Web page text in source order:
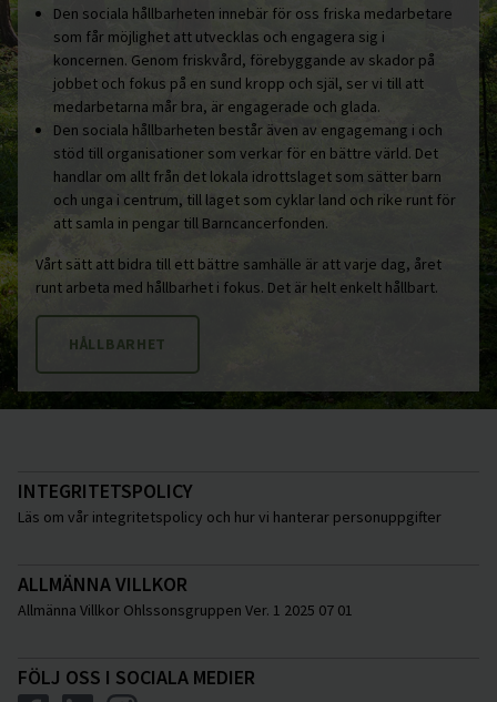
Den sociala hållbarheten innebär för oss friska medarbetare
som får möjlighet att utvecklas och engagera sig i
koncernen. Genom friskvård, förebyggande av skador på
jobbet och fokus på en sund kropp och själ, ser vi till att
medarbetarna mår bra, är engagerade och glada.
Den sociala hållbarheten består även av engagemang i och
stöd till organisationer som verkar för en bättre värld. Det
handlar om allt från det lokala idrottslaget som sätter barn
och unga i centrum, till laget som cyklar land och rike runt för
att samla in pengar till Barncancerfonden.
Vårt sätt att bidra till ett bättre samhälle är att varje dag, året
runt arbeta med hållbarhet i fokus. Det är helt enkelt hållbart.
HÅLLBARHET
INTEGRITETSPOLICY
Läs om vår integritetspolicy och hur vi hanterar personuppgifter
ALLMÄNNA VILLKOR
Allmänna Villkor Ohlssonsgruppen Ver. 1 2025 07 01
FÖLJ OSS I SOCIALA MEDIER